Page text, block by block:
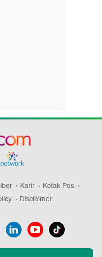
Karir
Kotak Pos
Disclaimer
detikcom